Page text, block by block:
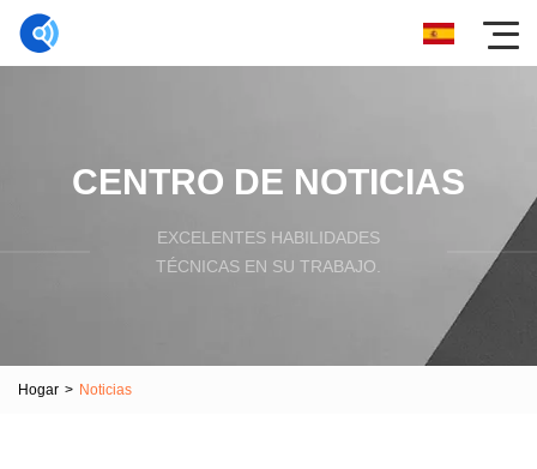
CENTRO DE NOTICIAS
EXCELENTES HABILIDADES
TÉCNICAS EN SU TRABAJO.
Hogar > Noticias